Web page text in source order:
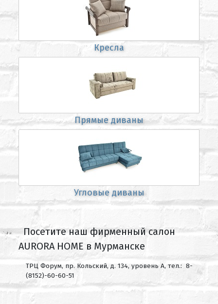
Кресла
Прямые диваны
Угловые диваны
Посетите наш фирменный салон
AURORA HOME в Мурманске
ТРЦ Форум, пр. Кольский, д. 134, уровень А, тел.: 8-
(8152)-60-60-51